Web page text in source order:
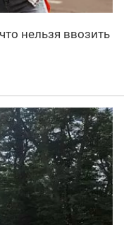
нельзя ввозить